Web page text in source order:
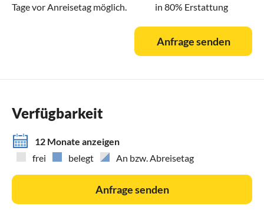
Tage vor Anreisetag möglich.
in 80% Erstattung
Anfrage senden
Verfügbarkeit
12 Monate anzeigen
frei
belegt An bzw. Abreisetag
Anfrage senden